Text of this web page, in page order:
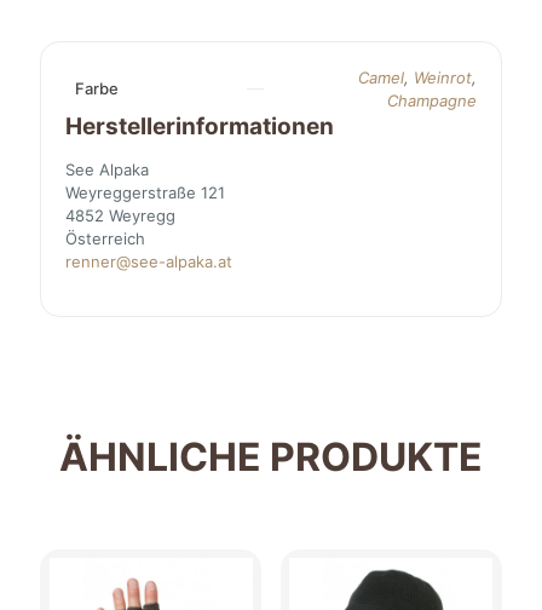
Farbe
Camel, Weinrot,
Champagne
Herstellerinformationen
See Alpaka
Weyreggerstraße 121
4852 Weyregg
Österreich
renner@see-alpaka.at
ÄHNLICHE PRODUKTE